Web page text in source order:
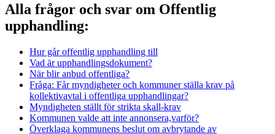
Alla frågor och svar om Offentlig
upphandling:
Hur går offentlig upphandling till
Vad är upphandlingsdokument?
När blir anbud offentliga?
Fråga: Får myndigheter och kommuner ställa krav på
kollektivavtal i offentliga upphandlingar?
Myndigheten ställt för strikta skall-krav
Kommunen valde att inte annonsera,varför?
Överklaga kommunens beslut om avbrytande av